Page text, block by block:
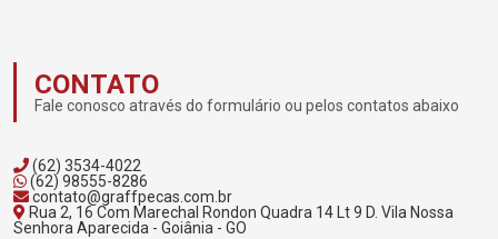
CONTATO
Fale conosco através do formulário ou pelos contatos abaixo
(62) 3534-4022
(62) 98555-8286
contato@graffpecas.com.br
Rua 2, 16 Com Marechal Rondon Quadra 14 Lt 9 D. Vila Nossa
Senhora Aparecida - Goiânia - GO